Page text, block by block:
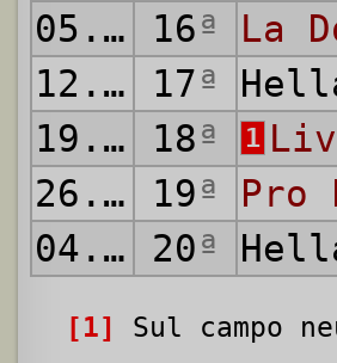
05.02.1928
16ª La
12.02.1928
17ª
19.02.1928
18ª 1
26.02.1928
19ª Pro
04.03.1928
20ª
[1] Sul campo